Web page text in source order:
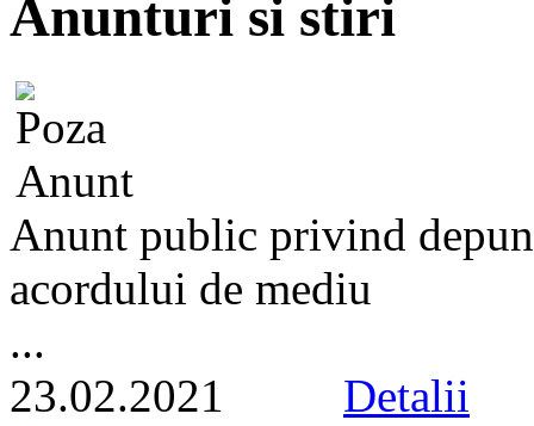
Anunturi si stiri
Anunt public privind
acordului de mediu
...
23.02.2021 Detalii